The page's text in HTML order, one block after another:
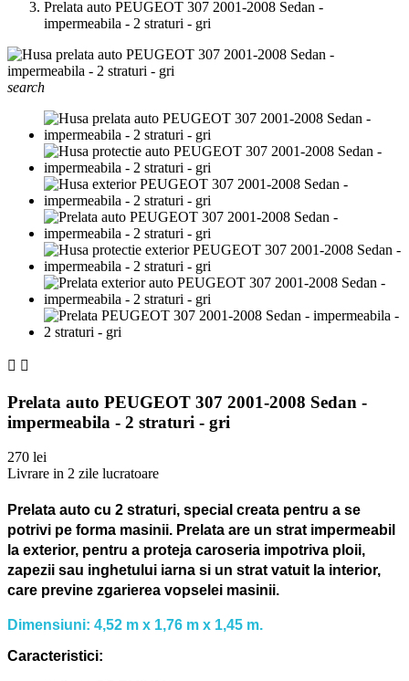
Prelata auto PEUGEOT 307 2001-2008 Sedan -
impermeabila - 2 straturi - gri
search
 
Prelata auto PEUGEOT 307 2001-2008 Sedan -
impermeabila - 2 straturi - gri
270 lei
Livrare in 2 zile lucratoare
Prelata auto cu 2 straturi, special creata pentru a se
potrivi pe forma masinii. Prelata are un strat impermeabil
la exterior, pentru a proteja caroseria impotriva ploii,
zapezii sau inghetului iarna si un strat vatuit la interior,
care previne zgarierea vopselei masinii.
Dimensiuni: 4,52 m x 1,76 m x 1,45 m.
Caracteristici: